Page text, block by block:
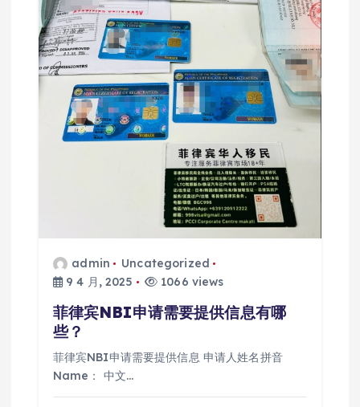
admin
Uncategorized
9 4 月, 2025
1066 views
菲律宾NBI申请需要提供信息有哪
些？
菲律宾NBI申请需要提供信息 申请人姓名拼音
Name： 中文…